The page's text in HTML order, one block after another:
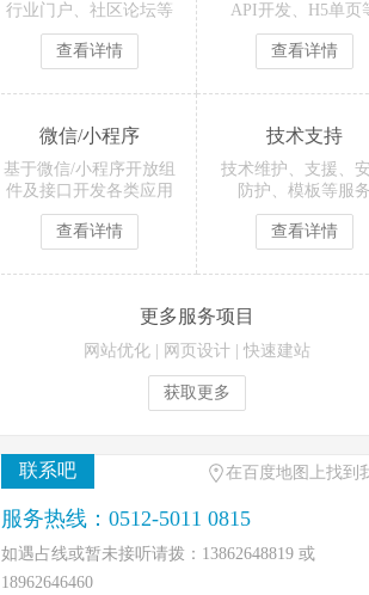
行业门户、社区论坛等
查看详情
API开发、H5单页
查看详情
微信/小程序
基于微信/小程序开放组
件及接口开发各类应用
查看详情
技术支持
技术维护、支援、
防护、模板等服
查看详情
更多服务项目
网站优化 网页设计 快速建站
获取更多
联系吧 在百度地图上找到
服务热线：0512-5011 0815
如遇占线或暂未接听请拨：13862648819 或
18962646460